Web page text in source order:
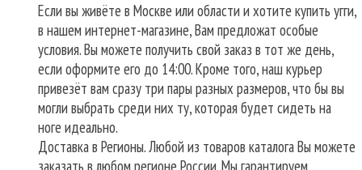
Если вы живёте в Москве или области и хотите купить угги,
в нашем интернет-магазине, Вам предложат особые
условия. Вы можете получить свой заказ в тот же день,
если оформите его до 14:00. Кроме того, наш курьер
привезёт вам сразу три пары разных размеров, что бы вы
могли выбрать среди них ту, которая будет сидеть на
ноге идеально.
Доставка в Регионы. Любой из товаров каталога Вы можете
заказать в любом регионе России. Мы гарантируем